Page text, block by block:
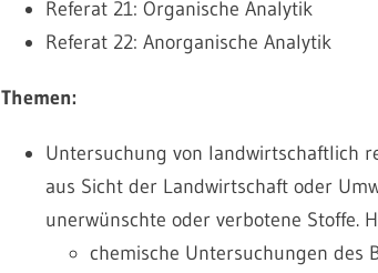
Referat 21: Organische Analytik
Referat 22: Anorganische Analytik
Themen:
Untersuchung von landwirtschaftlich
aus Sicht der Landwirtschaft oder
unerwünschte oder verbotene Stoffe.
chemische Untersuchungen des